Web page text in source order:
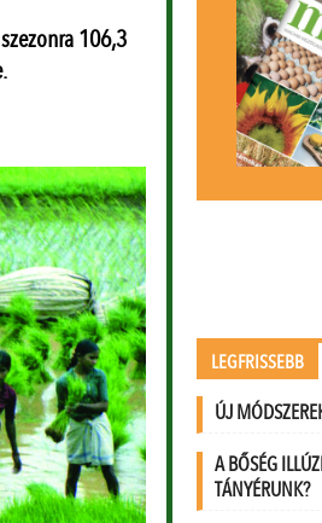
106,3
LEGFRISSEBB
ÚJ
A BŐSÉG
TÁNYÉRUNK?